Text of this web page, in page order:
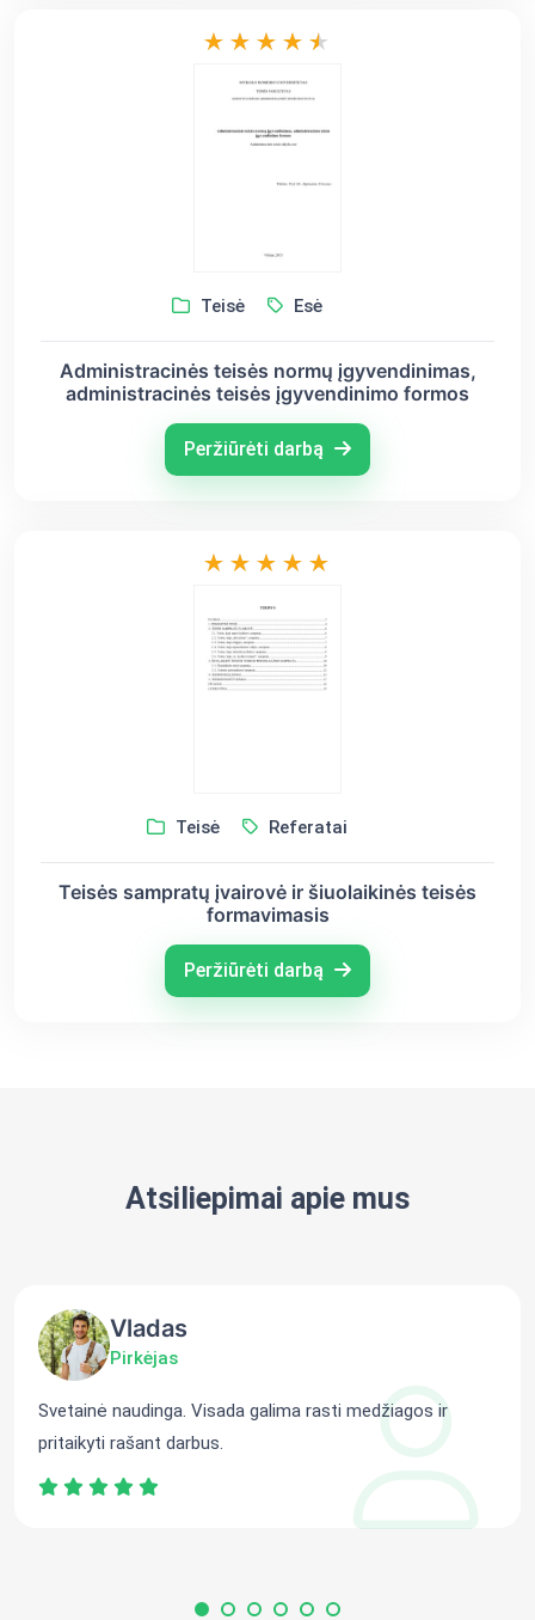
Teisė Esė
Administracinės teisės normų įgyvendinimas,
administracinės teisės įgyvendinimo formos
Peržiūrėti darbą
Teisė Referatai
Teisės sampratų įvairovė ir šiuolaikinės teisės
formavimasis
Peržiūrėti darbą
Atsiliepimai apie mus
Vladas
Pirkėjas
Svetainė naudinga. Visada galima rasti medžiagos ir
pritaikyti rašant darbus.